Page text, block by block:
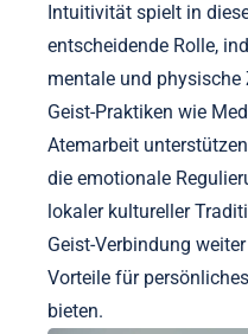
Intuitivität spielt in
entscheidende Rolle,
mentale und physische
Geist-Praktiken wie
Atemarbeit
die emotionale
lokaler kultureller
Geist-Verbindung
Vorteile für
bieten.